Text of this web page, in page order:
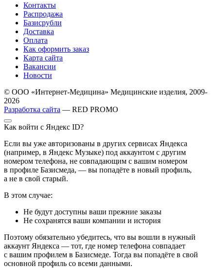
Контакты
Распродажа
Базисрубли
Доставка
Оплата
Как оформить заказ
Карта сайта
Вакансии
Новости
© ООО «Интернет-Медицина» Медицинские изделия, 2009-
2026
Разработка сайта — RED PROMO
Как войти с Яндекс ID?
Если вы уже авторизованы в других сервисах Яндекса
(например, в Яндекс Музыке) под аккаунтом с другим
номером телефона, не совпадающим с вашим номером
в профиле Базисмеда, — вы попадёте в новый профиль,
а не в свой старый.
В этом случае:
Не будут доступны ваши прежние заказы
Не сохранятся ваши компании и история
Поэтому обязательно убедитесь, что вы вошли в нужный
аккаунт Яндекса — тот, где номер телефона совпадает
с вашим профилем в Базисмеде. Тогда вы попадёте в свой
основной профиль со всеми данными.